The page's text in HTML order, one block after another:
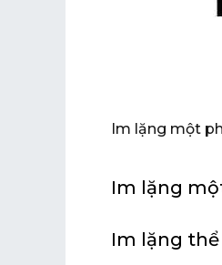
Im lặng một
Im lặng
Im lặng